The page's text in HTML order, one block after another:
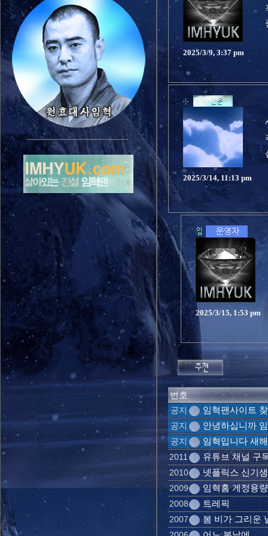
2025/3/9, 3:37 pm
2025/3/14, 11:13 pm
2025/3/15, 1:53 pm
번호
공지 임혁팬사이트
공지 안녕하십니까
공지 임혁입니다 새
2011 유튜브 채널 구
2010 넷플릭스 신기
2009 임혁홈 게정용량
2008 트레픽
2007 봄 비가 그리운